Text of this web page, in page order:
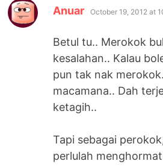
Anuar says:
October 19, 2012 at
Betul tu.. Merokok
kesalahan.. Kalau
pun tak nak
macamana.. Dah
ketagih..
Tapi sebagai
perlulah